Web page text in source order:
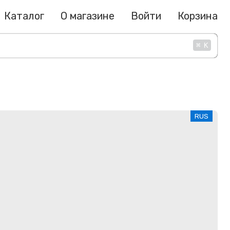
Каталог О магазине Войти Корзина
⌘ K
RUS